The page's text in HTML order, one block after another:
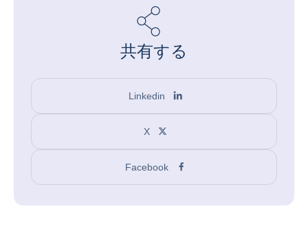
共有する
Linkedin
X
Facebook